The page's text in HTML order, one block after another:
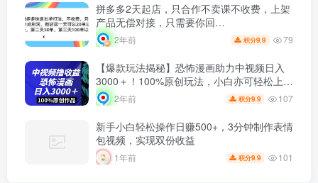
拼多多2天起店，只合作不卖课不收费，上架
产品无偿对接，只需要你回…
2年前 积分9.9 79
【爆款玩法揭秘】恐怖漫画助力中视频日入
3000＋！100%原创玩法，小白亦可轻松上
手！2年前 积分9.9 107
新手小白轻松操作日赚500+，3分钟制作表情
包视频，实现双份收益
1年前 积分9.9 101